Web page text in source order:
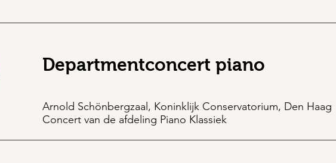
Departmentconcert piano
Arnold Schönbergzaal, Koninklijk Conservatorium, Den Haag
Concert van de afdeling Piano Klassiek